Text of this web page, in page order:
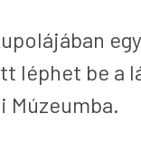
léphet be a
Múzeumba.